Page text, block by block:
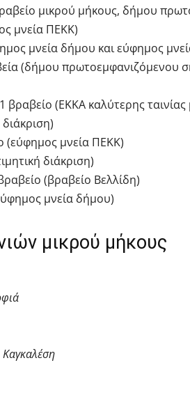
μικρού μήκους, δήμου
μνεία ΠΕΚΚ)
μνεία δήμου και εύφημος
(δήμου πρωτοεμφανιζόμενου
βραβείο (ΕΚΚΑ καλύτερης
(εύφημος μνεία ΠΕΚΚ)
διάκριση)
(βραβείο Βελλίδη)
μνεία δήμου)
μικρού μήκους